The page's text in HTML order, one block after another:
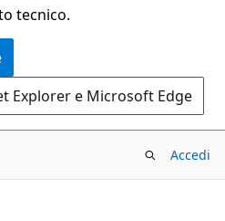
tecnico.
Explorer e Microsoft Edge
Accedi